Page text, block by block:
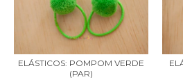
ELÁSTICOS: POMPOM VERDE
(PAR)